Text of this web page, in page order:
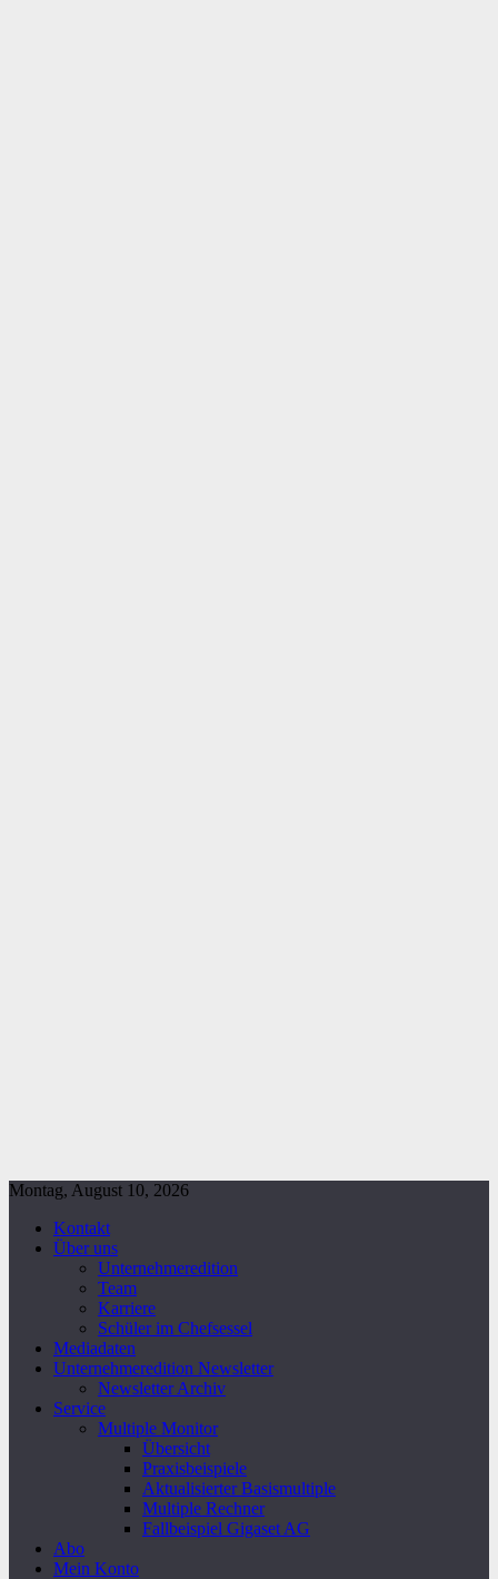
Montag, August 10, 2026
Kontakt
Über uns
Unternehmeredition
Team
Karriere
Schüler im Chefsessel
Mediadaten
Unternehmeredition Newsletter
Newsletter Archiv
Service
Multiple Monitor
Übersicht
Praxisbeispiele
Aktualisierter Basismultiple
Multiple Rechner
Fallbeispiel Gigaset AG
Abo
Mein Konto